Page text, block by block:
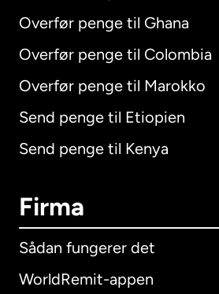
Overfør penge til Ghana
Overfør penge til Colombia
Overfør penge til Marokko
Send penge til Etiopien
Send penge til Kenya
Firma
Sådan fungerer det
WorldRemit-appen